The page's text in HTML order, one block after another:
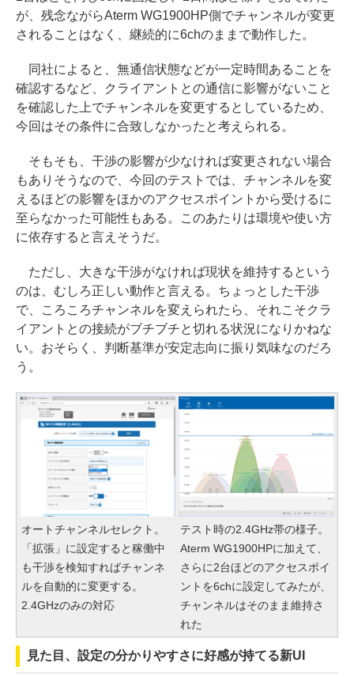
が、残念ながらAterm WG1900HP側でチャンネルが変更
されることはなく、継続的に6chのままで動作した。
同社によると、無通信状態などが一定時間あることを
確認するなど、クライアントとの通信に影響がないこと
を確認した上でチャンネルを変更するとしているため、
今回はその条件に合致しなかったと考えられる。
そもそも、干渉の影響が少なければ変更されない場合
もありそうなので、今回のテストでは、チャンネルを変
えるほどの影響をほかのアクセスポイントから受けるに
至らなかった可能性もある。このあたりは環境や使い方
に依存すると言えそうだ。
ただし、大きな干渉がなければ現状を維持するという
のは、むしろ正しい動作と言える。ちょっとした干渉
で、ころころチャンネルを変えられたら、それこそクラ
イアントとの接続がブチブチと切れる状況になりかねな
い。おそらく、判断基準が安定志向に振り気味なのだろ
う。
オートチャンネルセレクト。
「拡張」に設定すると稼働中
も干渉を検知すればチャンネ
ルを自動的に変更する。
2.4GHzのみの対応
テスト時の2.4GHz帯の様子。
Aterm WG1900HPに加えて、
さらに2台ほどのアクセスポイ
ントを6chに設定してみたが、
チャンネルはそのまま維持さ
れた
見た目、設定の分かりやすさに好感が持てる新UI